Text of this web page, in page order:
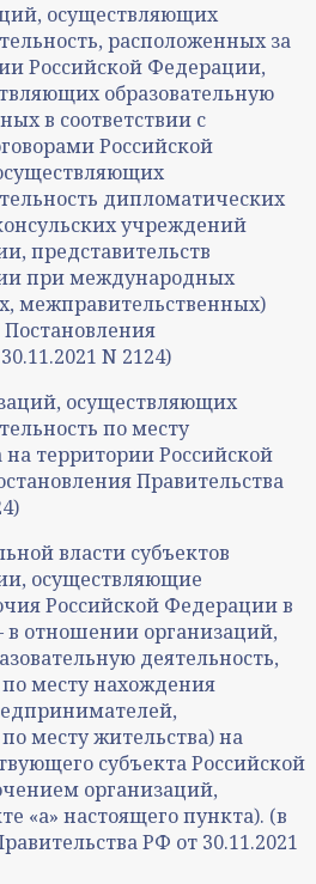
осуществляющих
расположенных за
Российской Федерации,
образовательную
в соответствии с
Российской
дипломатических
учреждений
представительств
при международных
межправительственных)
N 2124)
осуществляющих
по месту
территории Российской
Правительства
власти субъектов
осуществляющие
Российской Федерации в
в отношении организаций,
деятельность,
месту нахождения
месту жительства) на
субъекта Российской
организаций,
«а» настоящего пункта). (в
РФ от 30.11.2021